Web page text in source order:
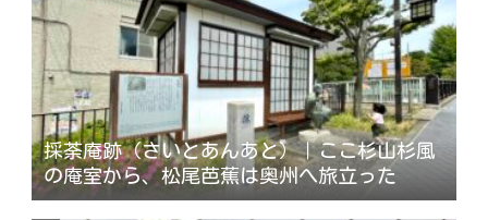
採荼庵跡（さいとあんあと）｜ここ杉山杉風
の庵室から、松尾芭蕉は奥州へ旅立った